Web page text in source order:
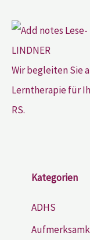
Wir begleiten Sie
Lerntherapie für
RS.
Kategorien
ADHS